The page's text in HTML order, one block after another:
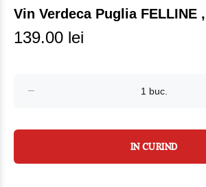
Vin Verdeca Puglia FELLINE
139.00 lei
IN CURIND